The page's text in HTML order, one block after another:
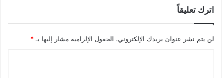
اترك تعليقاً
لن يتم نشر عنوان بريدك الإلكتروني. الحقول الإلزامية مشار إليها بـ *